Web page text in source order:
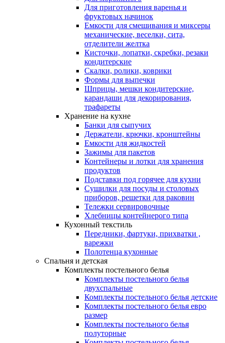
Для приготовления варенья и
фруктовых начинок
Емкости для смешивания и миксеры
механические, веселки, сита,
отделители желтка
Кисточки, лопатки, скребки, резаки
кондитерские
Скалки, ролики, коврики
Формы для выпечки
Шприцы, мешки кондитерские,
карандаши для декорирования,
трафареты
Хранение на кухне
Банки для сыпучих
Держатели, крючки, кронштейны
Емкости для жидкостей
Зажимы для пакетов
Контейнеры и лотки для хранения
продуктов
Подставки под горячее для кухни
Сушилки для посуды и столовых
приборов, решетки для раковин
Тележки сервировочные
Хлебницы контейнерого типа
Кухонный текстиль
Передники, фартуки, прихватки ,
варежки
Полотенца кухонные
Спальня и детская
Комплекты постельного белья
Комплекты постельного белья
двухспальные
Комплекты постельного белья детские
Комплекты постельного белья евро
размер
Комплекты постельного белья
полуторные